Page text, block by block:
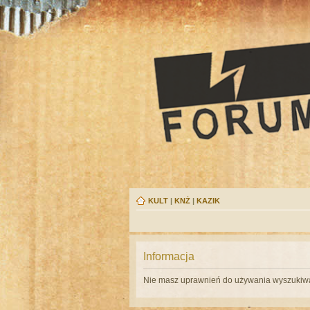
KULT | KNŻ | KAZIK
Informacja
Nie masz uprawnień do używania